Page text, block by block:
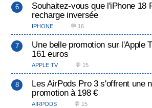
Souhaitez-vous que l'iPhone 18
recharge inversée
IPHONE 💬 16
Une belle promotion sur l'Apple
161 euros
APPLE TV 💬 15
Les AirPods Pro 3 s'offrent une
promotion à 198 €
AIRPODS 💬 15